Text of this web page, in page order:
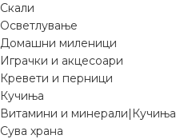
Скали
Осветлување
Домашни миленици
Играчки и акцесоари
Кревети и перници
Кучиња
Витамини и минерали|Кучиња
Сува храна